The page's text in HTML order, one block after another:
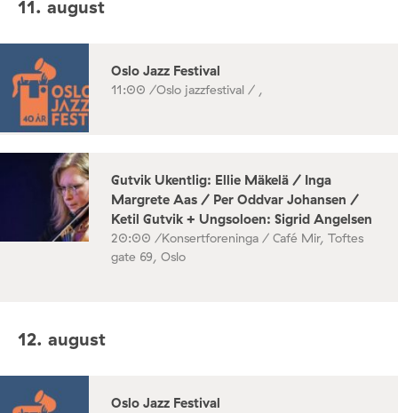
11. august
Oslo Jazz Festival
11:00 /Oslo jazzfestival / ,
Gutvik Ukentlig: Ellie Mäkelä / Inga
Margrete Aas / Per Oddvar Johansen /
Ketil Gutvik + Ungsoloen: Sigrid Angelsen
20:00 /Konsertforeninga / Café Mir, Toftes
gate 69, Oslo
12. august
Oslo Jazz Festival